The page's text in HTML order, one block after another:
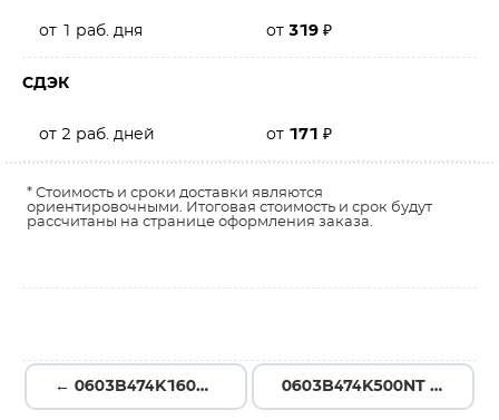
от 1 раб. дня от 319 ₽
СДЭК
от 2 раб. дней от 171 ₽
* Стоимость и сроки доставки являются
ориентировочными. Итоговая стоимость и срок будут
рассчитаны на странице оформления заказа.
← 0603B474K160NT 0603B474K500NT →